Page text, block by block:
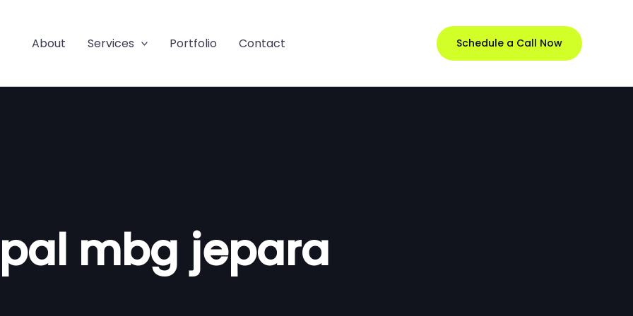
About Services Portfolio Contact Schedule a Call Now
mbg jepara